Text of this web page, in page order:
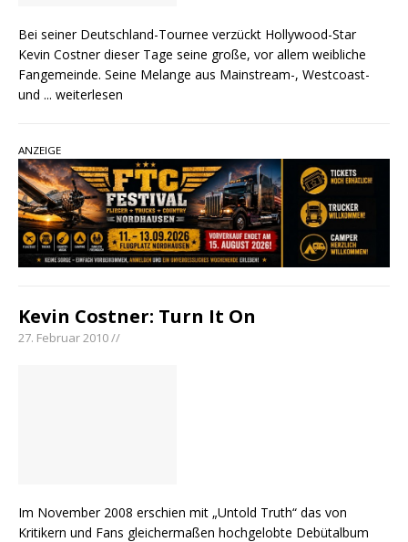
Bei seiner Deutschland-Tournee verzückt Hollywood-Star
Kevin Costner dieser Tage seine große, vor allem weibliche
Fangemeinde. Seine Melange aus Mainstream-, Westcoast-
und ... weiterlesen
ANZEIGE
Kevin Costner: Turn It On
27. Februar 2010 //
Im November 2008 erschien mit „Untold Truth“ das von
Kritikern und Fans gleichermaßen hochgelobte Debütalbum